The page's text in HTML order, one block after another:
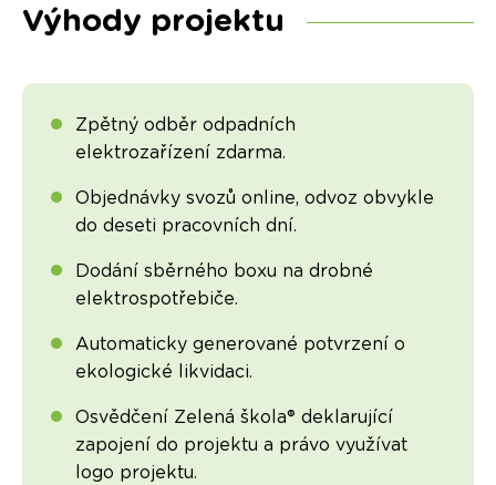
Výhody projektu
Zpětný odběr odpadních
elektrozařízení zdarma.
Objednávky svozů online, odvoz obvykle
do deseti pracovních dní.
Dodání sběrného boxu na drobné
elektrospotřebiče.
Automaticky generované potvrzení o
ekologické likvidaci.
Osvědčení Zelená škola® deklarující
zapojení do projektu a právo využívat
logo projektu.